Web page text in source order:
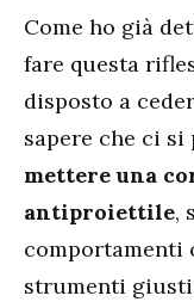
Come ho già
fare questa
disposto a
sapere che ci si
mettere una
antiproiettile,
comportamenti
strumenti